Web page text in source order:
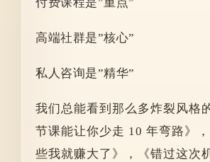
高端社群是”核心”
私人咨询是”精华”
我们总能看到那么多炸裂风格
节课能让你少走 10 年弯路》
些我就赚大了》，《错过这次